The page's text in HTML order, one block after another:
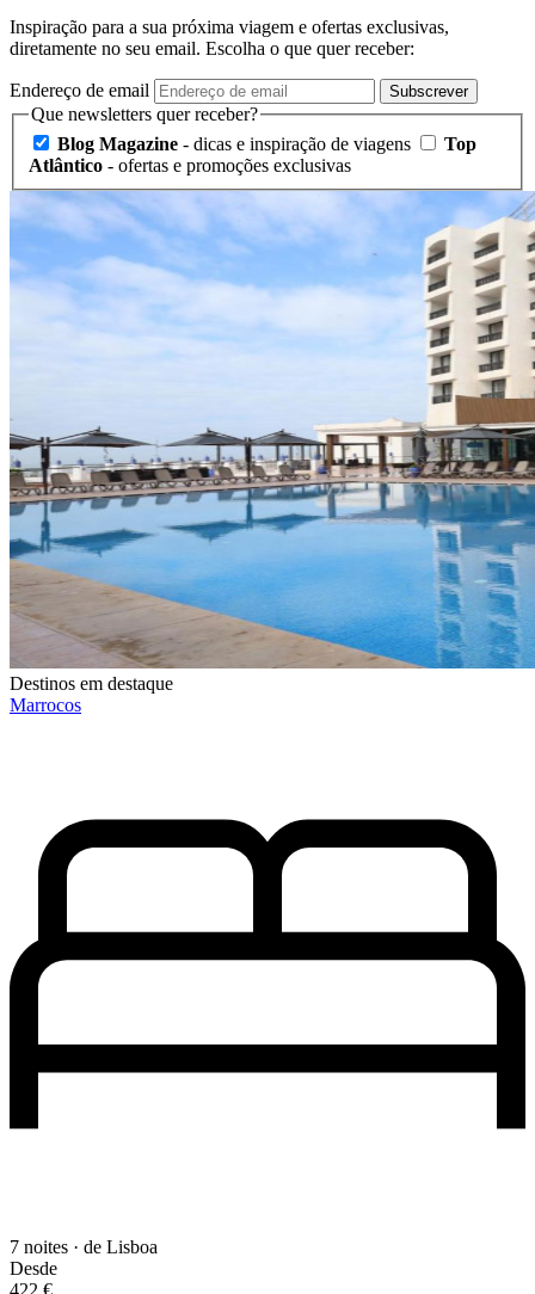
Inspiração para a sua próxima viagem e ofertas exclusivas,
diretamente no seu email. Escolha o que quer receber:
Endereço de email Subscrever
Que newsletters quer receber?
Blog Magazine - dicas e inspiração de viagens
Top
Atlântico - ofertas e promoções exclusivas
Destinos em destaque
Marrocos
7 noites · de Lisboa
Desde